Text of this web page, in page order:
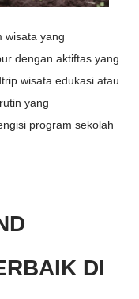
wisata yang
dengan aktiftas yang
wisata edukasi atau
yang
program sekolah
DI